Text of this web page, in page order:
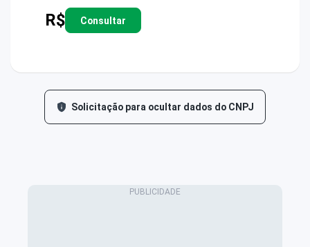
R$ Consultar
Solicitação para ocultar dados do CNPJ